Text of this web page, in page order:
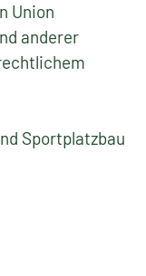
Union
anderer
Sportplatzbau